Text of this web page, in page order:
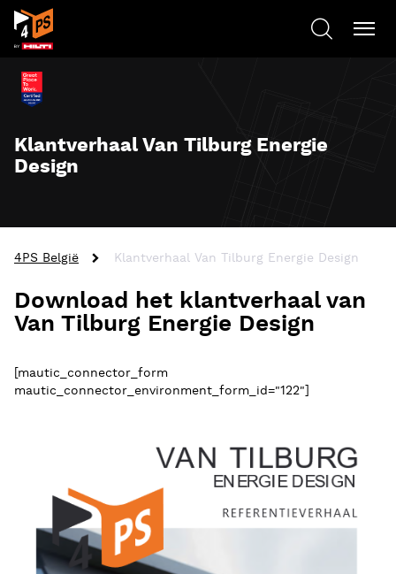
Klantverhaal Van Tilburg Energie
Design
4PS België Klantverhaal Van Tilburg Energie Design
Download het klantverhaal van
Van Tilburg Energie Design
[mautic_connector_form
mautic_connector_environment_form_id="122"]